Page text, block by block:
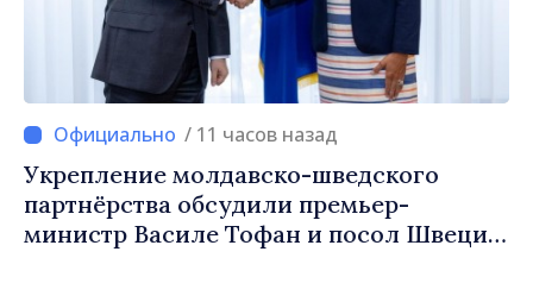
/ 11 часов назад
Укрепление молдавско-шведского
партнёрства обсудили премьер-
министр Василе Тофан и посол Швеции